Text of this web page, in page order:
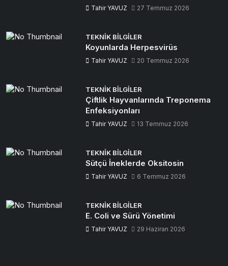
Tahir YAVUZ 27 Temmuz 2026
TEKNIK BILGILER
Koyunlarda Herpesvirüs
Tahir YAVUZ 20 Temmuz 2026
TEKNIK BILGILER
Çiftlik Hayvanlarında Treponema
Enfeksiyonları
Tahir YAVUZ 13 Temmuz 2026
TEKNIK BILGILER
Sütçü İneklerde Oksitosin
Tahir YAVUZ 6 Temmuz 2026
TEKNIK BILGILER
E. Coli ve Sürü Yönetimi
Tahir YAVUZ 29 Haziran 2026